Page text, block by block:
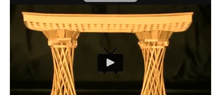
好きが集まる 比べて選べる
ビジネスと働き方のヒント
AI活用のいまが分かる
企業ITのトレンドを詳説